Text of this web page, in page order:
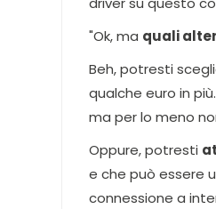
"Ok, ma quali
Beh, potresti
qualche euro in
ma per lo meno
Oppure, potresti
e che può essere
connessione a